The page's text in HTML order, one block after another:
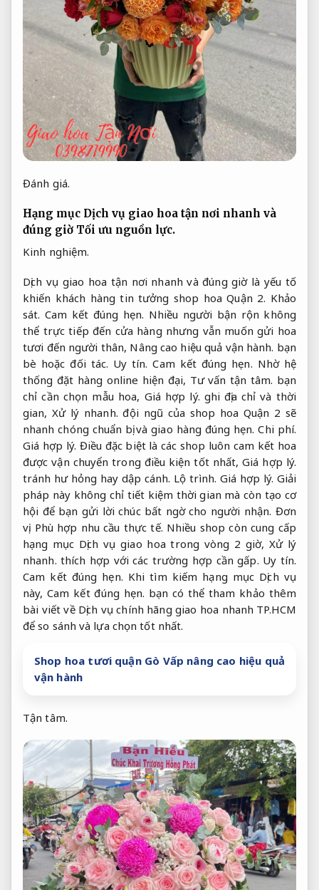
Đánh giá.
Hạng mục Dịch vụ giao hoa tận nơi nhanh và
đúng giờ Tối ưu nguồn lực.
Kinh nghiệm.
Dịch vụ giao hoa tận nơi nhanh và đúng giờ là yếu tố
khiến khách hàng tin tưởng shop hoa Quận 2. Khảo
sát. Cam kết đúng hẹn. Nhiều người bận rộn không
thể trực tiếp đến cửa hàng nhưng vẫn muốn gửi hoa
tươi đến người thân, Nâng cao hiệu quả vận hành. bạn
bè hoặc đối tác. Uy tín. Cam kết đúng hẹn. Nhờ hệ
thống đặt hàng online hiện đại, Tư vấn tận tâm. bạn
chỉ cần chọn mẫu hoa, Giá hợp lý. ghi địa chỉ và thời
gian,Xử lý nhanh. đội ngũ của shop hoa Quận 2 sẽ
nhanh chóng chuẩn bị và giao hàng đúng hẹn.Chi phí.
Giá hợp lý. Điều đặc biệt là các shop luôn cam kết hoa
được vận chuyển trong điều kiện tốt nhất,Giá hợp lý.
tránh hư hỏng hay dập cánh. Lộ trình. Giá hợp lý. Giải
pháp này không chỉ tiết kiệm thời gian mà còn tạo cơ
hội để bạn gửi lời chúc bất ngờ cho người nhận. Đơn
vị. Phù hợp nhu cầu thực tế. Nhiều shop còn cung cấp
hạng mục Dịch vụ giao hoa trong vòng 2 giờ, Xử lý
nhanh. thích hợp với các trường hợp cần gấp. Uy tín.
Cam kết đúng hẹn. Khi tìm kiếm hạng mục Dịch vụ
này,Cam kết đúng hẹn. bạn có thể tham khảo thêm
bài viết về Dịch vụ chính hãng giao hoa nhanh TP.HCM
để so sánh và lựa chọn tốt nhất.
Shop hoa tươi quận Gò Vấp nâng cao hiệu quả
vận hành
Tận tâm.